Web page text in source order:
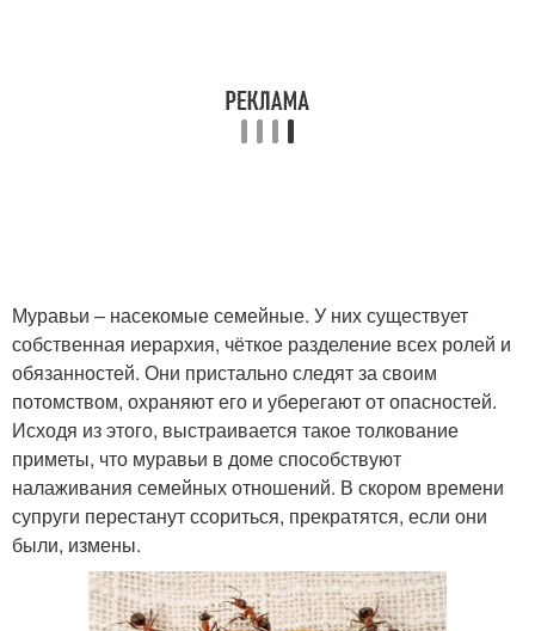
Муравьи – насекомые семейные. У них существует
собственная иерархия, чёткое разделение всех ролей и
обязанностей. Они пристально следят за своим
потомством, охраняют его и уберегают от опасностей.
Исходя из этого, выстраивается такое толкование
приметы, что муравьи в доме способствуют
налаживания семейных отношений. В скором времени
супруги перестанут ссориться, прекратятся, если они
были, измены.